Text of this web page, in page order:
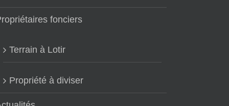
fonciers
Terrain à Lotir
Propriété à diviser